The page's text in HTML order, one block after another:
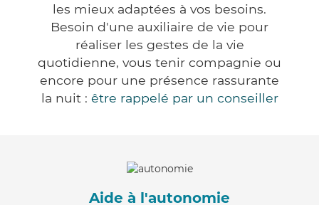
les mieux adaptées à vos besoins.
Besoin d'une auxiliaire de vie pour
réaliser les gestes de la vie
quotidienne, vous tenir compagnie ou
encore pour une présence rassurante
la nuit : être rappelé par un conseiller
Aide à l'autonomie